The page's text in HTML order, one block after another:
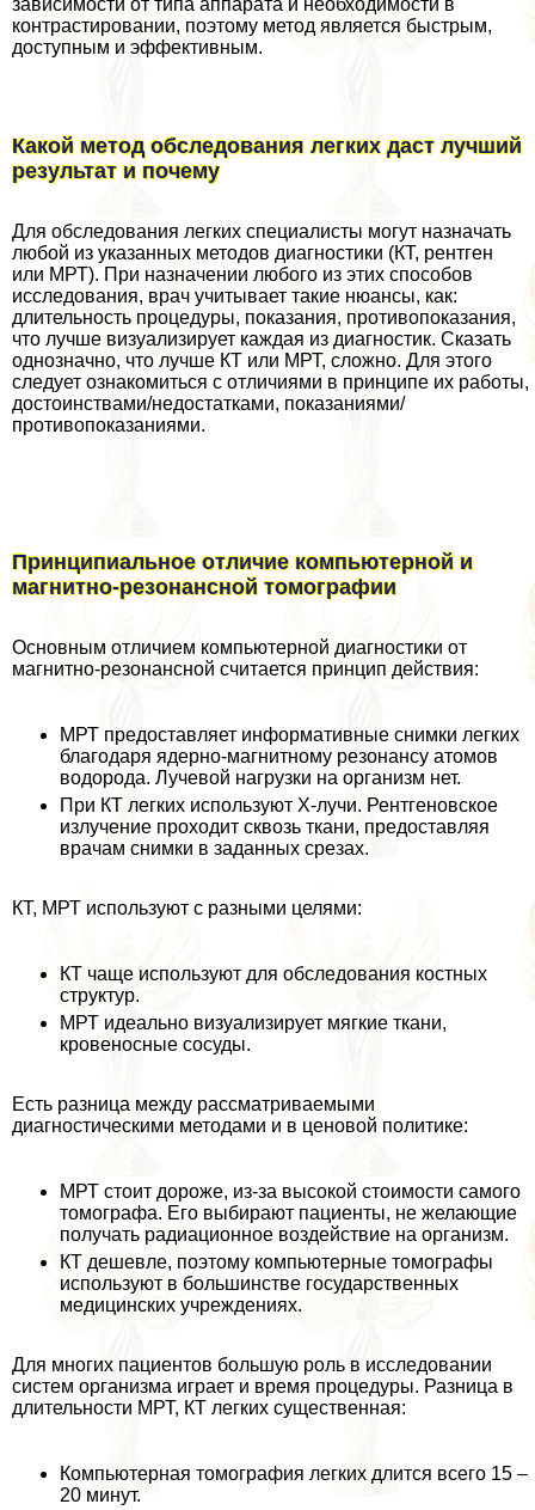
зависимости от типа аппарата и необходимости в
контрастировании, поэтому метод является быстрым,
доступным и эффективным.
Какой метод обследования легких даст лучший
результат и почему
Для обследования легких специалисты могут назначать
любой из указанных методов диагностики (КТ, рентген
или МРТ). При назначении любого из этих способов
исследования, врач учитывает такие нюансы, как:
длительность процедуры, показания, противопоказания,
что лучше визуализирует каждая из диагностик. Сказать
однозначно, что лучше КТ или МРТ, сложно. Для этого
следует ознакомиться с отличиями в принципе их работы,
достоинствами/недостатками, показаниями/
противопоказаниями.
Принципиальное отличие компьютерной и
магнитно-резонансной томографии
Основным отличием компьютерной диагностики от
магнитно-резонансной считается принцип действия:
МРТ предоставляет информативные снимки легких
благодаря ядерно-магнитному резонансу атомов
водорода. Лучевой нагрузки на организм нет.
При КТ легких используют Х-лучи. Рентгеновское
излучение проходит сквозь ткани, предоставляя
врачам снимки в заданных срезах.
КТ, МРТ используют с разными целями:
КТ чаще используют для обследования костных
структур.
МРТ идеально визуализирует мягкие ткани,
кровеносные сосуды.
Есть разница между рассматриваемыми
диагностическими методами и в ценовой политике:
МРТ стоит дороже, из-за высокой стоимости самого
томографа. Его выбирают пациенты, не желающие
получать радиационное воздействие на организм.
КТ дешевле, поэтому компьютерные томографы
используют в большинстве государственных
медицинских учреждениях.
Для многих пациентов большую роль в исследовании
систем организма играет и время процедуры. Разница в
длительности МРТ, КТ легких существенная:
Компьютерная томография легких длится всего 15 –
20 минут.